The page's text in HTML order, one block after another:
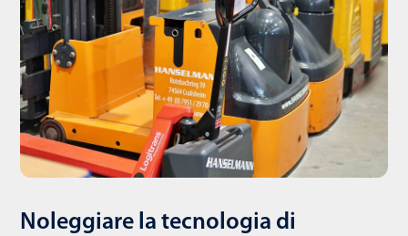
Noleggiare la tecnologia di